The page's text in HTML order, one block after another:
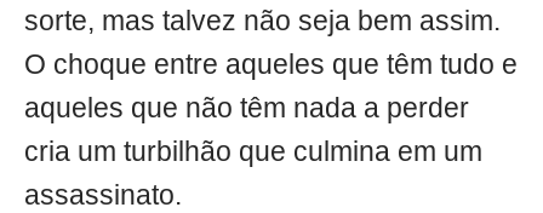
sorte, mas talvez não seja bem assim.
O choque entre aqueles que têm tudo e
aqueles que não têm nada a perder
cria um turbilhão que culmina em um
assassinato.